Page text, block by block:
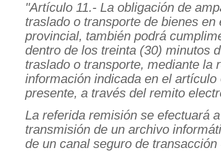
"Artículo 11.- La obligación de
traslado o transporte de bienes en
provincial, también podrá
dentro de los treinta (30) minutos
traslado o transporte, mediante la
información indicada en el artículo
presente, a través del remito
La referida remisión se efectuará
transmisión de un archivo
de un canal seguro de